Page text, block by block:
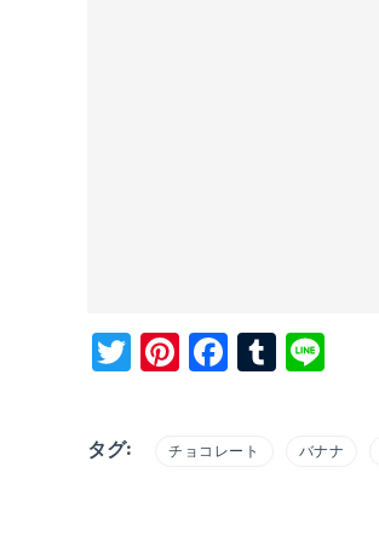
TwitterPinterest
Facebook
Tumblr
タグ: チョコレート バナナ